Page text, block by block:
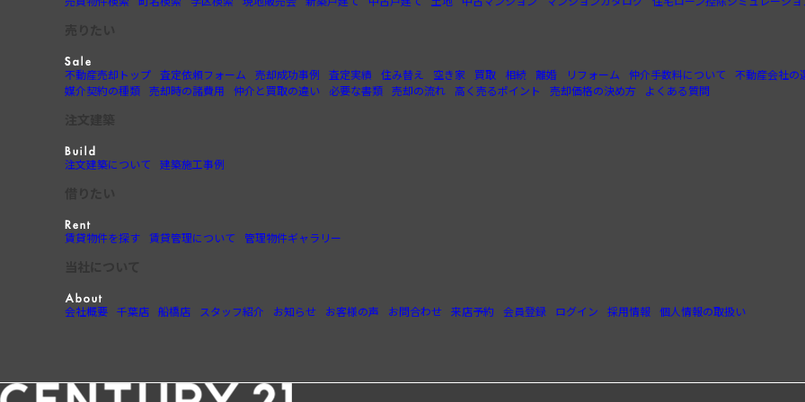
不動産売却トップ 査定依頼フォーム 売却成功事例 査定実績 住み替え 空き家 買取 相続 離婚 リフォーム 仲介手数料について
不動産会社の
媒介契約の種類 売却時の諸費用 仲介と買取の違い 必要な書類 売却の流れ 高く売るポイント 売却価格の決め方 よくある質問
注文建築について 建築施工事例
賃貸物件を探す 賃貸管理について 管理物件ギャラリー
会社概要 千葉店 船橋店 スタッフ紹介 お知らせ お客様の声 お問合わせ 来店予約 会員登録 ログイン 採用情報 個人情報の取扱い